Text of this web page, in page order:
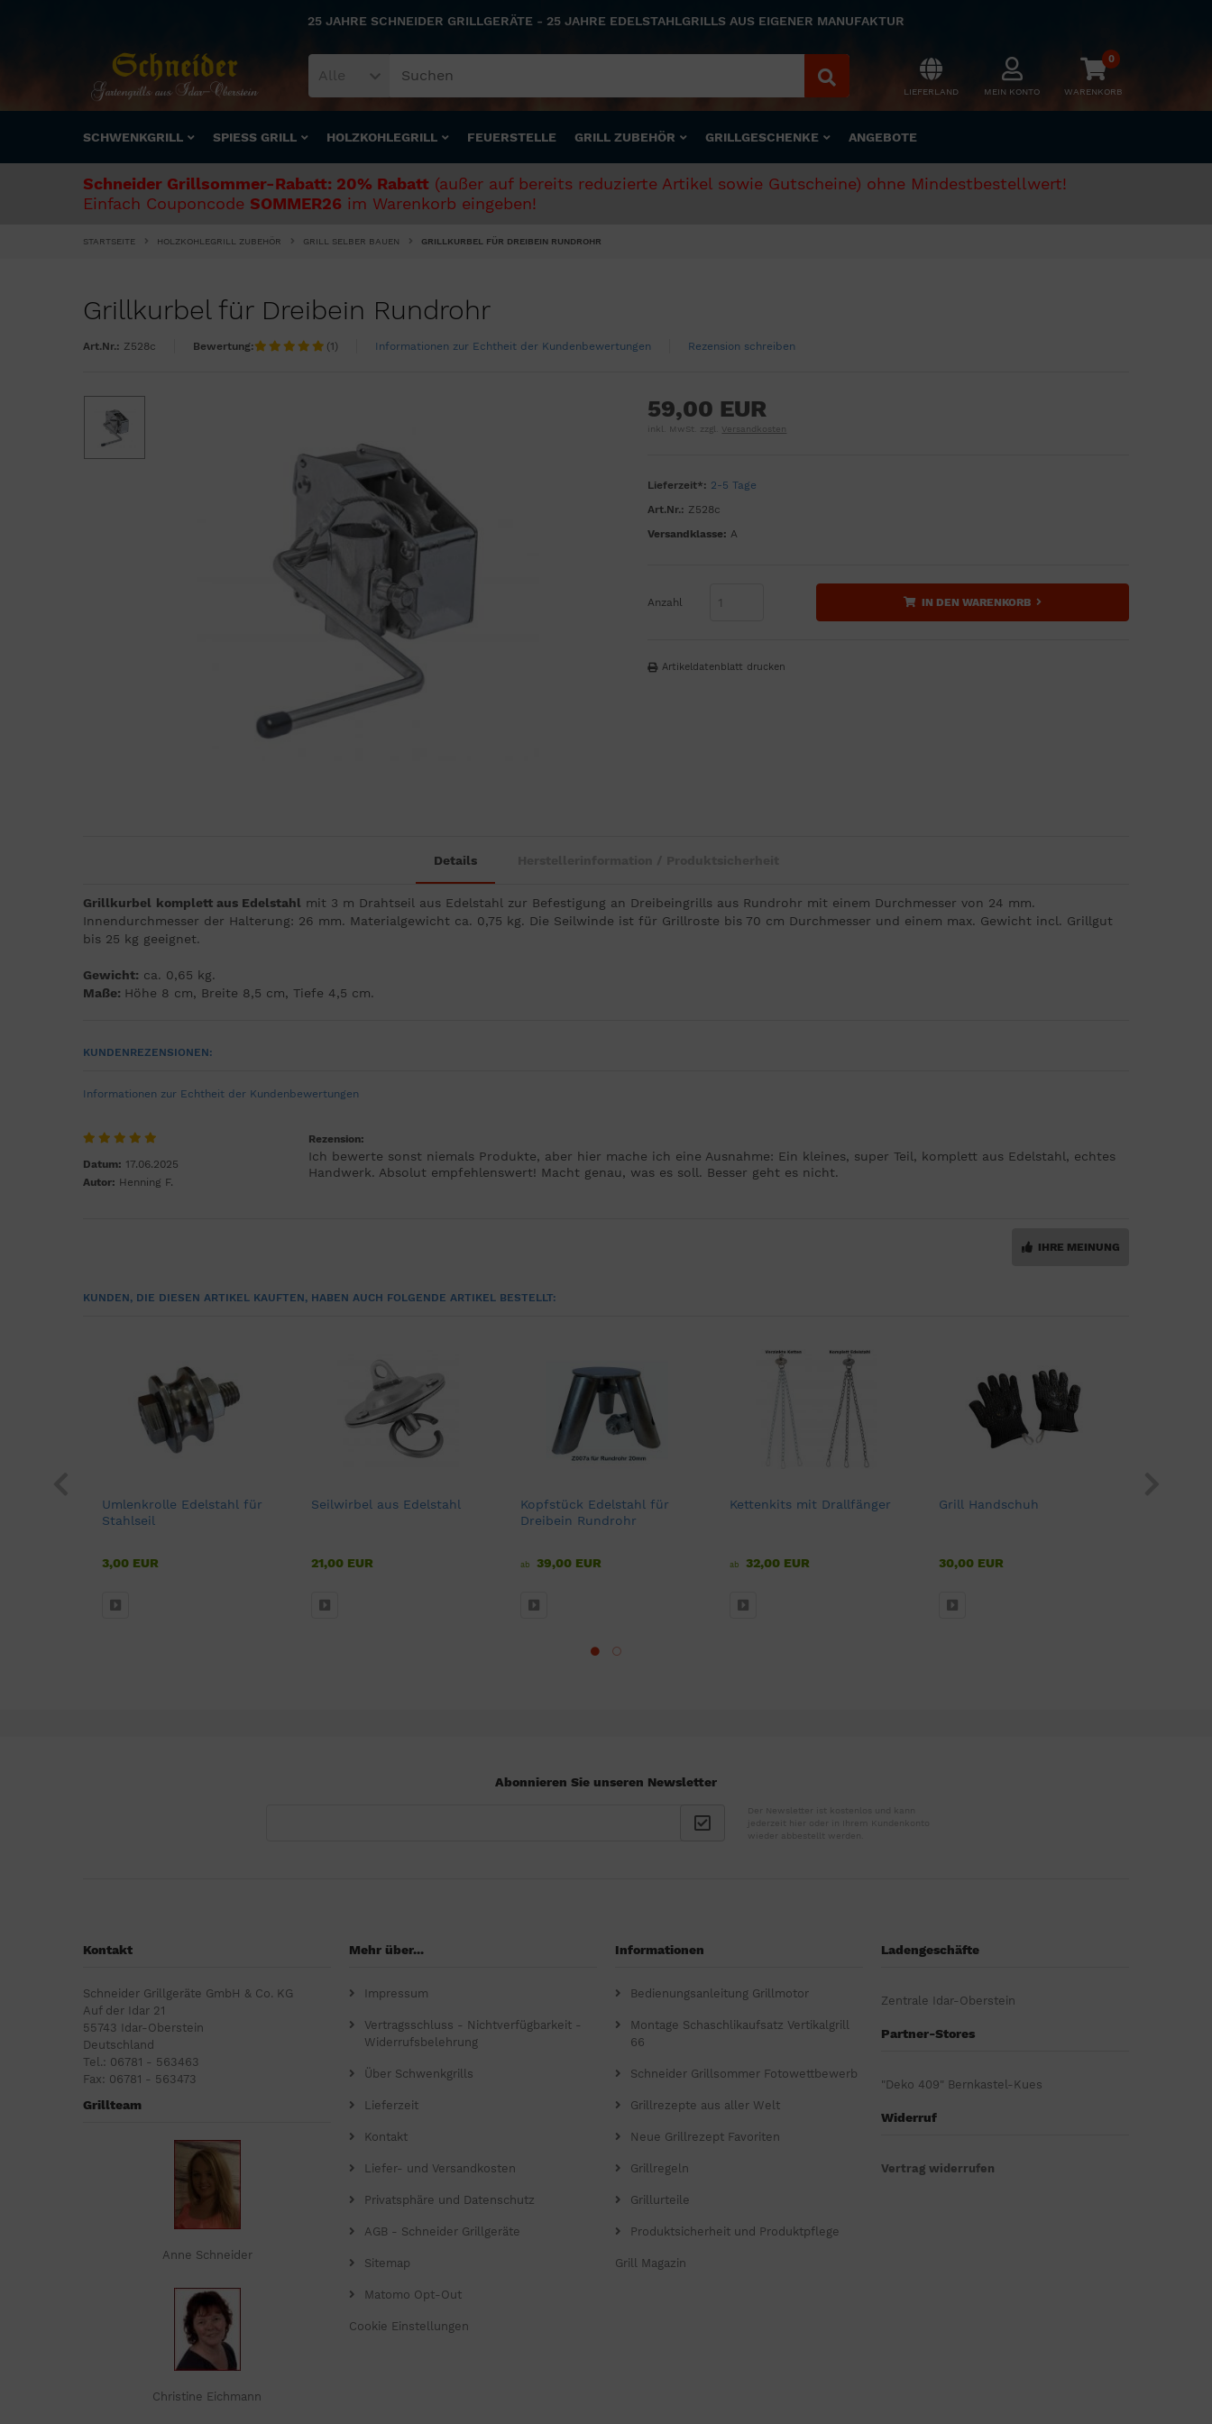
25 JAHRE SCHNEIDER GRILLGERÄTE - 25 JAHRE EDELSTAHLGRILLS AUS EIGENER MANUFAKTUR
Alle
LIEFERLAND MEIN KONTO
0
WARENKORB
SCHWENKGRILL SPIESS GRILL HOLZKOHLEGRILL FEUERSTELLE GRILL ZUBEHÖR GRILLGESCHENKE ANGEBOTE
Schneider Grillsommer-Rabatt: 20% Rabatt (außer auf bereits reduzierte Artikel sowie Gutscheine) ohne Mindestbestellwert!
Einfach Couponcode SOMMER26 im Warenkorb eingeben!
STARTSEITE HOLZKOHLEGRILL ZUBEHÖR GRILL SELBER BAUEN GRILLKURBEL FÜR DREIBEIN RUNDROHR
Grillkurbel für Dreibein Rundrohr
Art.Nr.: Z528c Bewertung: (1) Informationen zur Echtheit der Kundenbewertungen Rezension schreiben
59,00 EUR
inkl. MwSt. zzgl. Versandkosten
Lieferzeit*: 2-5 Tage
Art.Nr.: Z528c
Versandklasse: A
Anzahl IN DEN WARENKORB
Artikeldatenblatt drucken
Details
Grillkurbel komplett aus Edelstahl mit 3 m Drahtseil aus Edelstahl zur Befestigung an Dreibeingrills aus Rundrohr mit einem Durchmesser von 24 mm.
Innendurchmesser der Halterung: 26 mm. Materialgewicht ca. 0,75 kg. Die Seilwinde ist für Grillroste bis 70 cm Durchmesser und einem max. Gewicht incl. Grillgut
bis 25 kg geeignet.
Gewicht: ca. 0,65 kg.
Maße: Höhe 8 cm, Breite 8,5 cm, Tiefe 4,5 cm.
KUNDENREZENSIONEN:
Informationen zur Echtheit der Kundenbewertungen
Datum: 17.06.2025
Autor: Henning F.
Rezension:
Ich bewerte sonst niemals Produkte, aber hier mache ich eine Ausnahme: Ein kleines, super Teil, komplett aus Edelstahl, echtes
Handwerk. Absolut empfehlenswert! Macht genau, was es soll. Besser geht es nicht.
IHRE MEINUNG
KUNDEN, DIE DIESEN ARTIKEL KAUFTEN, HABEN AUCH FOLGENDE ARTIKEL BESTELLT:
Umlenkrolle Edelstahl für
Stahlseil
3,00 EUR
Seilwirbel aus Edelstahl
21,00 EUR
Kopfstück Edelstahl für
Dreibein Rundrohr
ab 39,00 EUR
Kettenkits mit Drallfänger
ab 32,00 EUR
Grill Handschuh
30,00 EUR
Abonnieren Sie unseren Newsletter
Der Newsletter ist kostenlos und kann
jederzeit hier oder in Ihrem Kundenkonto
wieder abbestellt werden.
Kontakt
Schneider Grillgeräte GmbH & Co. KG
Auf der Idar 21
55743 Idar-Oberstein
Deutschland
Tel.: 06781 - 563463
Fax: 06781 - 563473
Grillteam
Anne Schneider
Christine Eichmann
Mehr über...
Impressum
Vertragsschluss - Nichtverfügbarkeit -
Widerrufsbelehrung
Über Schwenkgrills
Lieferzeit
Kontakt
Liefer- und Versandkosten
Privatsphäre und Datenschutz
AGB - Schneider Grillgeräte
Sitemap
Matomo Opt-Out
Cookie Einstellungen
Informationen
Bedienungsanleitung Grillmotor
Montage Schaschlikaufsatz Vertikalgrill
66
Schneider Grillsommer Fotowettbewerb
Grillrezepte aus aller Welt
Neue Grillrezept Favoriten
Grillregeln
Grillurteile
Produktsicherheit und Produktpflege
Grill Magazin
Ladengeschäfte
Zentrale Idar-Oberstein
Partner-Stores
"Deko 409" Bernkastel-Kues
Widerruf
Vertrag widerrufen